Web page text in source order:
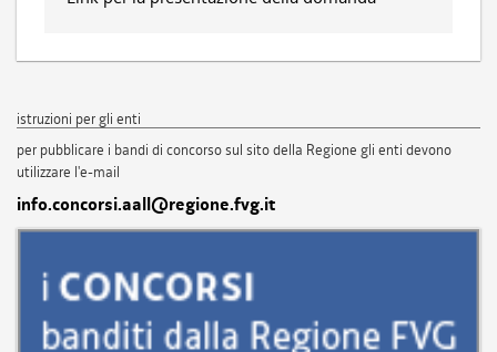
istruzioni per gli enti
per pubblicare i bandi di concorso sul sito della Regione gli enti devono
utilizzare l'e-mail
info.concorsi.aall@regione.fvg.it